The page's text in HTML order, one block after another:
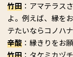
竹田 ：アマテラス
よ。例えば、縁を
テたいならコノハ
辛酸 ：縁きりをお
竹田 ：タケミカヅ